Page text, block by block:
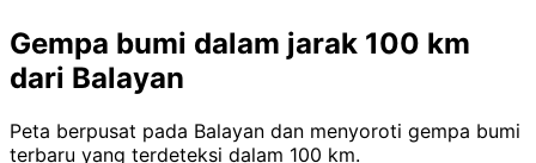
Gempa bumi dalam jarak 100 km
dari Balayan
Peta berpusat pada Balayan dan menyoroti gempa bumi
terbaru yang terdeteksi dalam 100 km.